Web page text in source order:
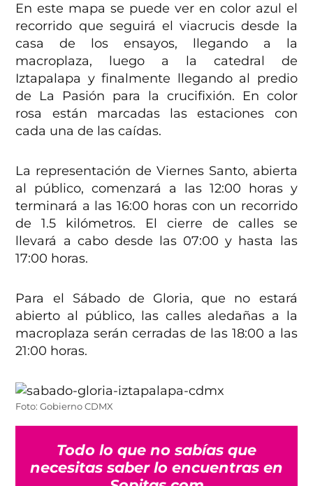
En este mapa se puede ver en color azul el
recorrido que seguirá el viacrucis desde la
casa de los ensayos, llegando a la
macroplaza, luego a la catedral de
Iztapalapa y finalmente llegando al predio
de La Pasión para la crucifixión. En color
rosa están marcadas las estaciones con
cada una de las caídas.
La representación de Viernes Santo, abierta
al público, comenzará a las 12:00 horas y
terminará a las 16:00 horas con un recorrido
de 1.5 kilómetros. El cierre de calles se
llevará a cabo desde las 07:00 y hasta las
17:00 horas.
Para el Sábado de Gloria, que no estará
abierto al público, las calles aledañas a la
macroplaza serán cerradas de las 18:00 a las
21:00 horas.
Foto: Gobierno CDMX
Todo lo que no sabías que
necesitas saber lo encuentras en